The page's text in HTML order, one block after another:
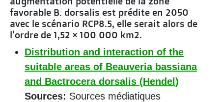
favorable B. dorsalis est prédite en 2050
avec le scénario RCP8.5, elle serait alors de
l’ordre de 1,52 × 100 000 km2.
Distribution and interaction of the
suitable areas of Beauveria bassiana
and Bactrocera dorsalis (Hendel)
Sources: Sources médiatiques